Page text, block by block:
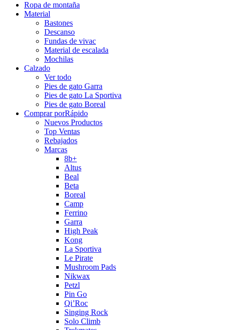
Ropa de montaña
Material
Bastones
Descanso
Fundas de vivac
Material de escalada
Mochilas
Calzado
Ver todo
Pies de gato Garra
Pies de gato La Sportiva
Pies de gato Boreal
Comprar porRápido
Nuevos Productos
Top Ventas
Rebajados
Marcas
8b+
Altus
Beal
Beta
Boreal
Camp
Ferrino
Garra
High Peak
Kong
La Sportiva
Le Pirate
Mushroom Pads
Nikwax
Petzl
Pin Go
Qi’Roc
Singing Rock
Solo Climb